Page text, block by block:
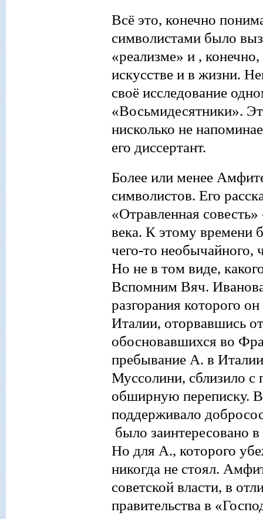
Всё это, конечно
символистами было
«реализме» и ,
искусстве и в жизни.
своё исследование
«Восьмидесятники».
нисколько не
его диссертант.
Более или менее
символистов. Его
«Отравленная совесть»
века. К этому времени
чего-то необычайного,
Но не в том виде,
Вспомним Вяч.
разгорания которого
Италии, оторвавшись
обосновавшихся во
пребывание А. в
Муссолини, сблизило
обширную переписку. В
поддерживало
было заинтересовано
Но для А., которого
никогда не стоял.
советской власти, в
правительства в